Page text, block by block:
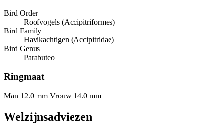
Bird Order
Roofvogels (Accipitriformes)
Bird Family
Havikachtigen (Accipitridae)
Bird Genus
Parabuteo
Ringmaat
Man 12.0 mm Vrouw 14.0 mm
Welzijnsadviezen